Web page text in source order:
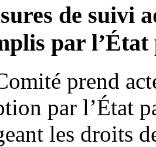
de suivi
par
prend
par l’État
les droits